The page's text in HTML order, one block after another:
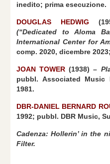
inedito; prima esecuzione.
DOUGLAS HEDWIG
(“Dedicated to Aloma
International Center for
comp. 2020, dicembre
JOAN TOWER (1938) –
pubbl. Associated Music
1981.
DBR-DANIEL BERNARD
1992; pubbl. DBR Music,
Cadenza: Hollerin’ in the
Filter.